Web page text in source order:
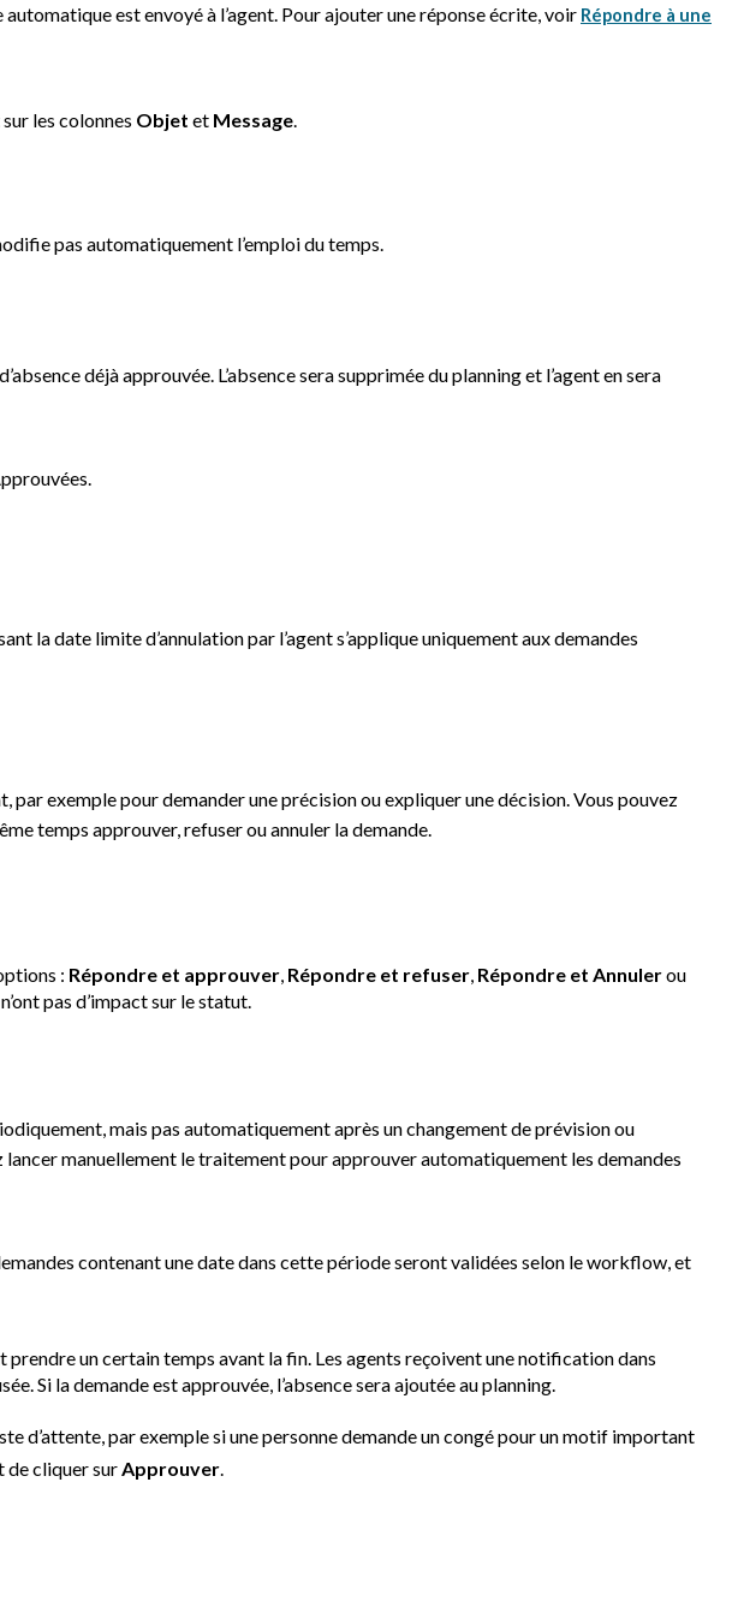
est envoyé à l’agent. Pour ajouter une réponse écrite, voir Répondre à une
les colonnes Objet et Message
pas automatiquement l’emploi du temps.
déjà approuvée. L’absence sera supprimée du planning et l’agent en sera
la date limite d’annulation par l’agent s’applique uniquement aux demandes
par exemple pour demander une précision ou expliquer une décision. Vous pouvez
temps approuver, refuser ou annuler la demande.
: Répondre et approuver, Répondre et refuser, Répondre et Annulerou
pas d’impact sur le statut.
mais pas automatiquement après un changement de prévision ou
manuellement le traitement pour approuver automatiquement les demandes
contenant une date dans cette période seront validées selon le workflow, et
prendre un certain temps avant la fin. Les agents reçoivent une notification dans
Si la demande est approuvée, l’absence sera ajoutée au planning.
d’attente, par exemple si une personne demande un congé pour un motif important
de cliquer surApprouver.